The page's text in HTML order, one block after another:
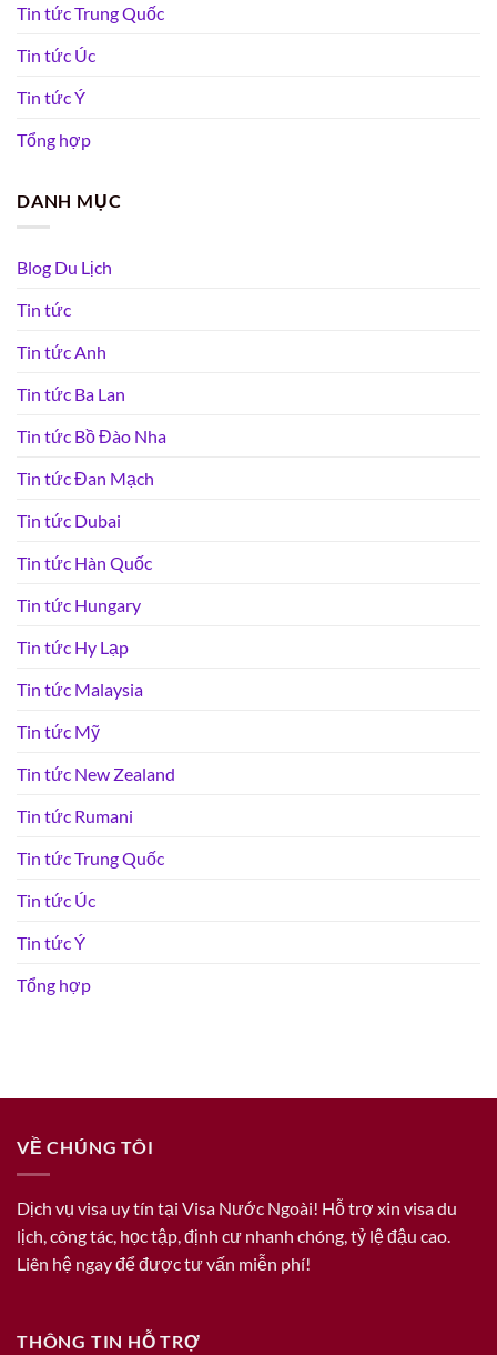
Tin tức Trung Quốc
Tin tức Úc
Tin tức Ý
Tổng hợp
DANH MỤC
Blog Du Lịch
Tin tức
Tin tức Anh
Tin tức Ba Lan
Tin tức Bồ Đào Nha
Tin tức Đan Mạch
Tin tức Dubai
Tin tức Hàn Quốc
Tin tức Hungary
Tin tức Hy Lạp
Tin tức Malaysia
Tin tức Mỹ
Tin tức New Zealand
Tin tức Rumani
Tin tức Trung Quốc
Tin tức Úc
Tin tức Ý
Tổng hợp
VỀ CHÚNG TÔI
Dịch vụ visa uy tín tại Visa Nước Ngoài! Hỗ trợ xin visa du
lịch, công tác, học tập, định cư nhanh chóng, tỷ lệ đậu cao.
Liên hệ ngay để được tư vấn miễn phí!
THÔNG TIN HỖ TRỢ